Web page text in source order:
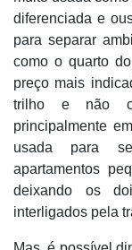
diferenciada e
para separar
como o quarto
preço mais
trilho e não
principalmente
usada para
apartamentos
deixando os
interligados pela